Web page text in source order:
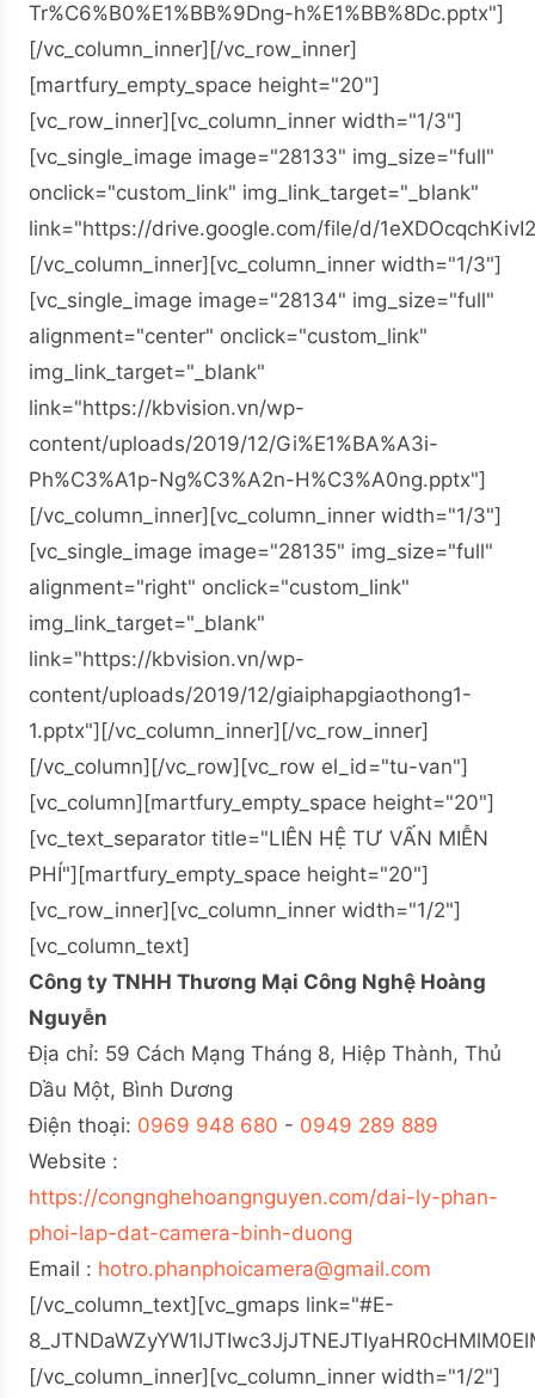
Tr%C6%B0%E1%BB%9Dng-h%E1%BB%8Dc.pptx"]
[/vc_column_inner][/vc_row_inner]
[martfury_empty_space height="20"]
[vc_row_inner][vc_column_inner width="1/3"]
[vc_single_image image="28133" img_size="full"
onclick="custom_link" img_link_target="_blank"
link="https://drive.google.com/file/d/
[/vc_column_inner][vc_column_inner width="1/3"]
[vc_single_image image="28134" img_size="full"
alignment="center" onclick="custom_link"
img_link_target="_blank"
link="https://kbvision.vn/wp-
content/uploads/2019/12/Gi%E1%BA%A3i-
Ph%C3%A1p-Ng%C3%A2n-H%C3%A0ng.pptx"]
[/vc_column_inner][vc_column_inner width="1/3"]
[vc_single_image image="28135" img_size="full"
alignment="right" onclick="custom_link"
img_link_target="_blank"
link="https://kbvision.vn/wp-
content/uploads/2019/12/giaiphapgiaothong1-
1.pptx"][/vc_column_inner][/vc_row_inner]
[/vc_column][/vc_row][vc_row el_id="tu-van"]
[vc_column][martfury_empty_space height="20"]
[vc_text_separator title="LIÊN HỆ TƯ VẤN MIỄN
PHÍ"][martfury_empty_space height="20"]
[vc_row_inner][vc_column_inner width="1/2"]
[vc_column_text]
Công ty TNHH Thương Mại Công Nghệ Hoàng
Nguyễn
Địa chỉ: 59 Cách Mạng Tháng 8, Hiệp Thành, Thủ
Dầu Một, Bình Dương
Điện thoại: 0969 948 680 - 0949 289 889
Website :
https://congnghehoangnguyen.com/dai-ly-phan-
phoi-lap-dat-camera-binh-duong
Email : hotro.phanphoicamera@gmail.com
[/vc_column_text][vc_gmaps link="#E-
[/vc_column_inner][vc_column_inner width="1/2"]